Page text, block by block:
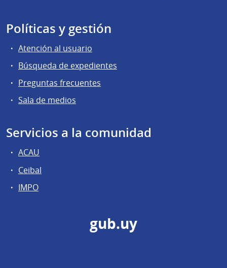
Políticas y gestión
Atención al usuario
Búsqueda de expedientes
Preguntas frecuentes
Sala de medios
Servicios a la comunidad
ACAU
Ceibal
IMPO
gub.uy